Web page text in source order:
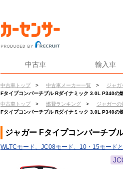
中古車 輸入車
中古車トップ > 中古車メーカー一覧 > ジャガ
Fタイプコンバーチブル Rダイナミック 3.0L P340の
中古車トップ
> 燃費ランキング > ジャガー
Fタイプコンバーチブル Rダイナミック 3.0L P340の
ジャガー Fタイプコンバーチブ
WLTCモード、JC08モード、10・15モード